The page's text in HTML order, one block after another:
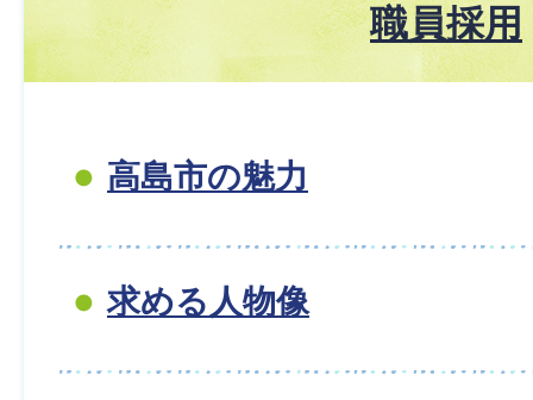
職員採用
高島市の魅力
求める人物像